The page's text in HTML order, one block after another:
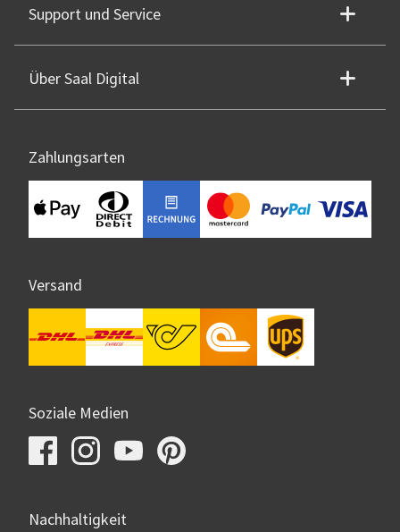
Support und Service
Über Saal Digital
Zahlungsarten
Versand
Soziale Medien
Nachhaltigkeit